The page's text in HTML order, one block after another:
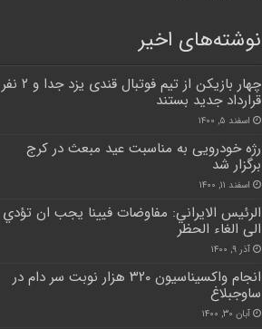
نوشته‌های اخیر
چهار بازیکن از تیم فوتبال قندی یزد جدا و ۲ نفر
قرارداد جدید بستند
اسفند ۵, ۱۴۰۰
رژه خودرویی به مناسبت عید مبعث در کرج
برگزار شد
اسفند ۱۱, ۱۴۰۰
الرئيس الايراني: مفاوضات فيينا يجب ان تؤدي
الى الغاء الحظر
آذر ۹, ۱۴۰۰
انجام واکسیناسیون ۳۲۰ هزار نوبت سر دام در
ساوجبلاغ
آبان ۳۰, ۱۴۰۰